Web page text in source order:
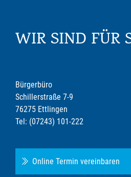
WIR SIND FÜR
Bürgerbüro
Schillerstraße 7-9
76275 Ettlingen
Tel: (07243) 101-222
Online Termin vereinbaren